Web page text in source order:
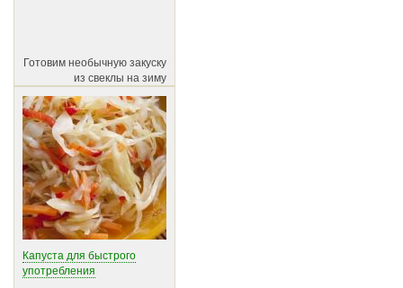
Готовим необычную закуску
из свеклы на зиму
Капуста для быстрого
употребления